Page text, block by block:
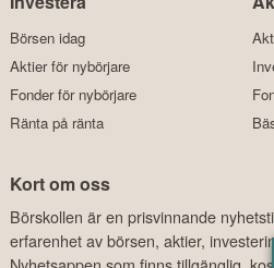
Börsen idag
Aktier för nybörjare
Fonder för nybörjare
Ränta på ränta
Kort om oss
Börskollen är en prisvinnande
erfarenhet av börsen, aktier,